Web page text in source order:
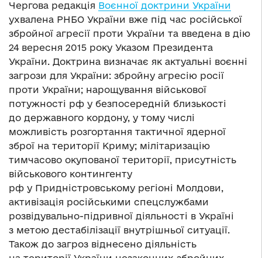
Чергова редакція Воєнної доктрини України
ухвалена РНБО України вже під час російської
збройної агресії проти України та введена в дію
24 вересня 2015 року Указом Президента
України. Доктрина визначає як актуальні воєнні
загрози для України: збройну агресію росії
проти України; нарощування військової
потужності рф у безпосередній близькості
до державного кордону, у тому числі
можливість розгортання тактичної ядерної
зброї на території Криму; мілітаризацію
тимчасово окупованої території, присутність
військового контингенту
рф у Придністровському регіоні Молдови,
активізація російськими спецслужбами
розвідувально-підривної діяльності в Україні
з метою дестабілізації внутрішньої ситуації.
Також до загроз віднесено діяльність